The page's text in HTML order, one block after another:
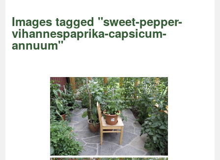
Images tagged "sweet-pepper-
vihannespaprika-capsicum-
annuum"